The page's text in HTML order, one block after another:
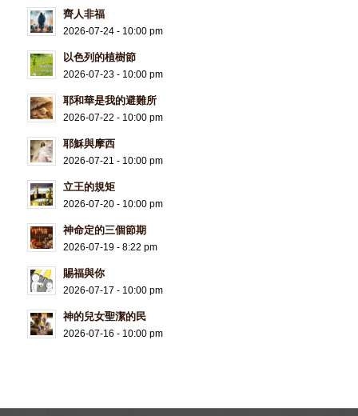
齊人非福
2026-07-24 - 10:00 pm
以色列的植樹節
2026-07-23 - 10:00 pm
耶和華是我的避難所
2026-07-22 - 10:00 pm
耶穌與摩西
2026-07-21 - 10:00 pm
立王的規矩
2026-07-20 - 10:00 pm
神命定的三個節期
2026-07-19 - 8:22 pm
賜福與你
2026-07-17 - 10:00 pm
神的兒女聖潔的民
2026-07-16 - 10:00 pm